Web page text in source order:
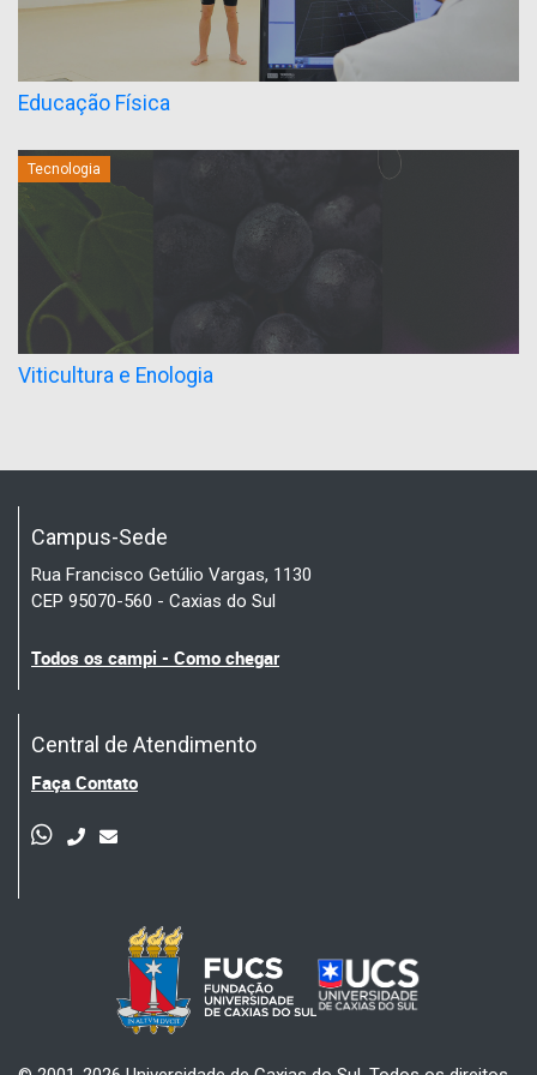
Educação Física
Tecnologia
Viticultura e Enologia
Campus-Sede
Rua Francisco Getúlio Vargas, 1130
CEP 95070-560 - Caxias do Sul
Todos os campi - Como chegar
Central de Atendimento
Faça Contato